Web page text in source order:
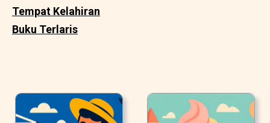
Tempat Kelahiran
Buku Terlaris